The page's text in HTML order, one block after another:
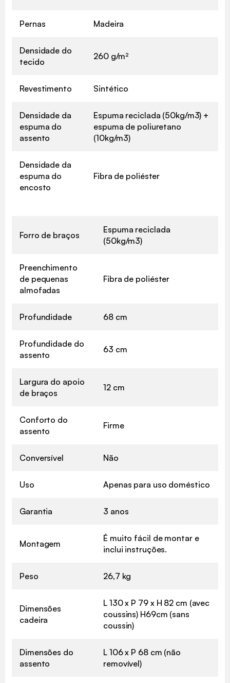
Pernas Madeira
Densidade do
tecido
260 g/m²
Revestimento Sintético
Densidade da
espuma do
assento
Espuma reciclada (50kg/m3) +
espuma de poliuretano
(10kg/m3)
Densidade da
espuma do
encosto
Fibra de poliéster
Forro de braços
Espuma reciclada
(50kg/m3)
Preenchimento
de pequenas
almofadas
Fibra de poliéster
Profundidade 68 cm
Profundidade do
assento
63 cm
Largura do apoio
de braços
12 cm
Conforto do
assento
Firme
Conversível Não
Uso Apenas para uso doméstico
Garantia 3 anos
Montagem
É muito fácil de montar e
inclui instruções.
Peso 26,7 kg
Dimensões
cadeira
L 130 x P 79 x H 82 cm (avec
coussins) H69cm (sans
coussin)
Dimensões do
assento
L 106 x P 68 cm (não
removível)